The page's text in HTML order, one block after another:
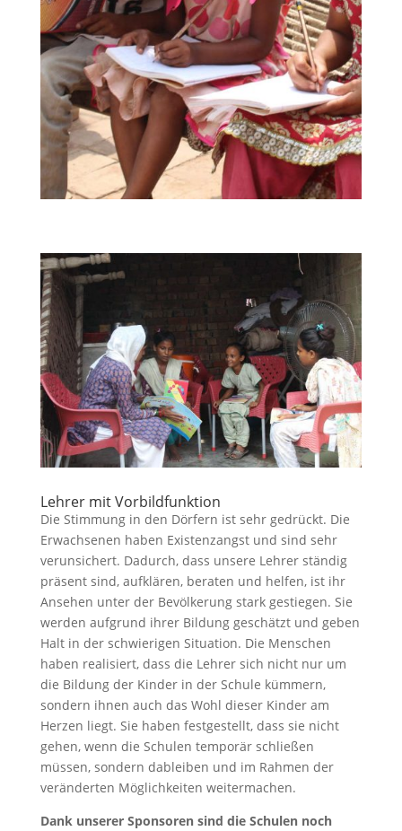
Lehrer mit Vorbildfunktion
Die Stimmung in den Dörfern ist sehr gedrückt. Die
Erwachsenen haben Existenzangst und sind sehr
verunsichert. Dadurch, dass unsere Lehrer ständig
präsent sind, aufklären, beraten und helfen, ist ihr
Ansehen unter der Bevölkerung stark gestiegen. Sie
werden aufgrund ihrer Bildung geschätzt und geben
Halt in der schwierigen Situation. Die Menschen
haben realisiert, dass die Lehrer sich nicht nur um
die Bildung der Kinder in der Schule kümmern,
sondern ihnen auch das Wohl dieser Kinder am
Herzen liegt. Sie haben festgestellt, dass sie nicht
gehen, wenn die Schulen temporär schließen
müssen, sondern dableiben und im Rahmen der
veränderten Möglichkeiten weitermachen.
Dank unserer Sponsoren sind die Schulen noch